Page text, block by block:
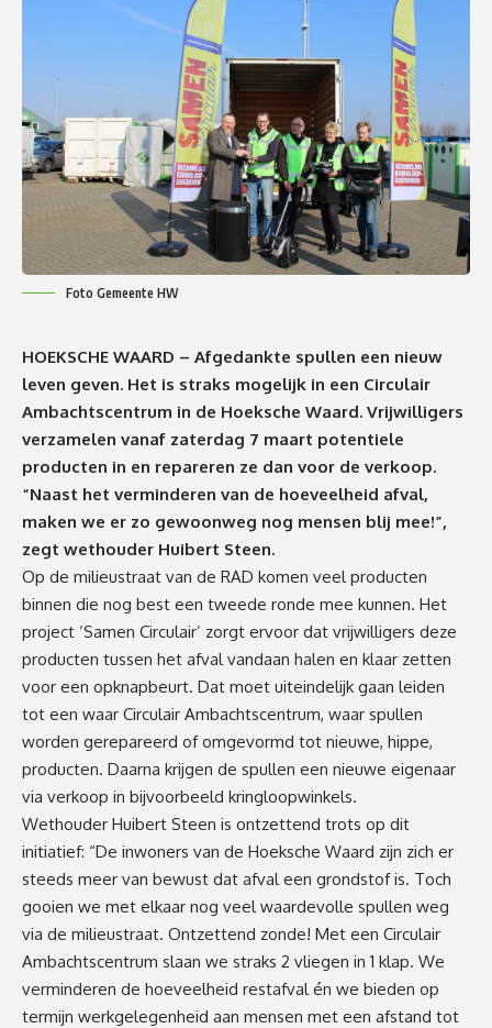
Foto Gemeente HW
HOEKSCHE WAARD – Afgedankte spullen een nieuw
leven geven. Het is straks mogelijk in een Circulair
Ambachtscentrum in de Hoeksche Waard. Vrijwilligers
verzamelen vanaf zaterdag 7 maart potentiele
producten in en repareren ze dan voor de verkoop.
“Naast het verminderen van de hoeveelheid afval,
maken we er zo gewoonweg nog mensen blij mee!”,
zegt wethouder Huibert Steen.
Op de milieustraat van de RAD komen veel producten
binnen die nog best een tweede ronde mee kunnen. Het
project ‘Samen Circulair’ zorgt ervoor dat vrijwilligers deze
producten tussen het afval vandaan halen en klaar zetten
voor een opknapbeurt. Dat moet uiteindelijk gaan leiden
tot een waar Circulair Ambachtscentrum, waar spullen
worden gerepareerd of omgevormd tot nieuwe, hippe,
producten. Daarna krijgen de spullen een nieuwe eigenaar
via verkoop in bijvoorbeeld kringloopwinkels.
Wethouder Huibert Steen is ontzettend trots op dit
initiatief: “De inwoners van de Hoeksche Waard zijn zich er
steeds meer van bewust dat afval een grondstof is. Toch
gooien we met elkaar nog veel waardevolle spullen weg
via de milieustraat. Ontzettend zonde! Met een Circulair
Ambachtscentrum slaan we straks 2 vliegen in 1 klap. We
verminderen de hoeveelheid restafval én we bieden op
termijn werkgelegenheid aan mensen met een afstand tot